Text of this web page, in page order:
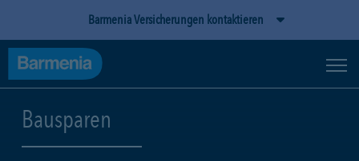
Barmenia Versicherungen kontaktieren
Bausparen